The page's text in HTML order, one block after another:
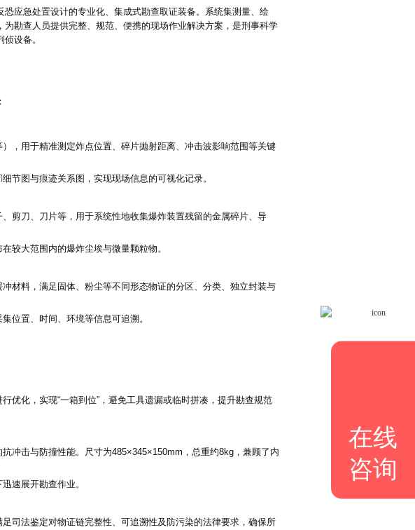
应急处置设计的专业化、集成式勘查取证装备。系统集测量、绘
勘查人员提供完整、规范、便携的现场作业解决方案，是刑事科学
设备。
，用于精准测定炸点位置、碎片抛射距离、冲击波影响范围等关键
节图与痕迹关系图，实现现场信息的可视化记录。
剪刀、刀片等，用于系统性地收集爆炸装置残留的金属碎片、导
较大范围内的爆炸尘埃与微量颗粒物。
材料，满足固体、粉尘等不同形态物证的分区、分类、独立封装与
位置、时间、环境等信息可追溯。
优化，实现“一箱到位”，避免工具遗漏或临时拼凑，提升勘查规范
冲击与防撞性能。尺寸为485×345×150mm，总重约8kg，兼顾了内
速展开勘查作业。
司法鉴定对物证链完整性、可追溯性及防污染的法律要求，确保所
在线
咨询